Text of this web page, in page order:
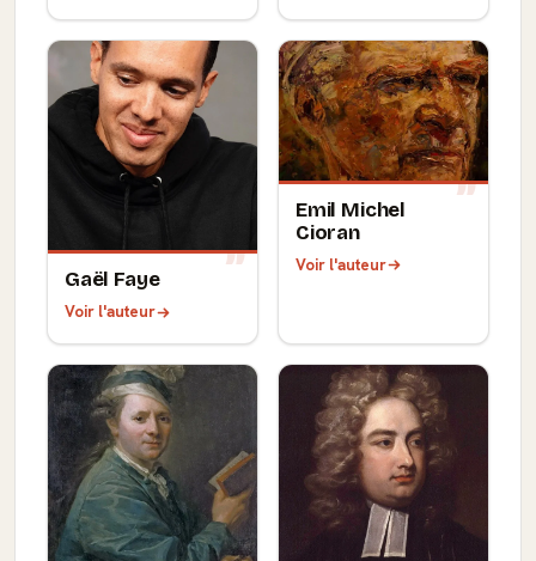
Gaël Faye
Voir l'auteur
Emil Michel
Cioran
Voir l'auteur